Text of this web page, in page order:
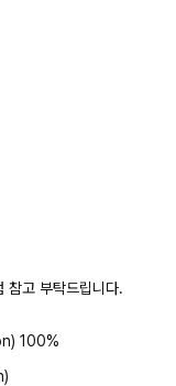
참고 부탁드립니다.
100%